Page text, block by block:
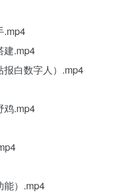
.mp4
建.mp4
报白数字人）.mp4
鸡.mp4
能）.mp4